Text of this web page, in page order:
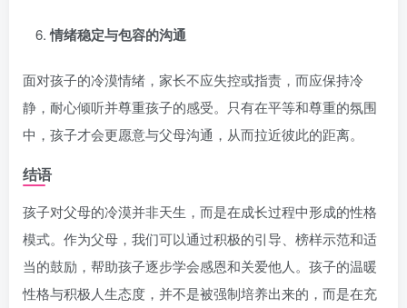
情绪稳定与包容的沟通
面对孩子的冷漠情绪，家长不应失控或指责，而应保持冷
静，耐心倾听并尊重孩子的感受。只有在平等和尊重的氛围
中，孩子才会更愿意与父母沟通，从而拉近彼此的距离。
结语
孩子对父母的冷漠并非天生，而是在成长过程中形成的性格
模式。作为父母，我们可以通过积极的引导、榜样示范和适
当的鼓励，帮助孩子逐步学会感恩和关爱他人。孩子的温暖
性格与积极人生态度，并不是被强制培养出来的，而是在充